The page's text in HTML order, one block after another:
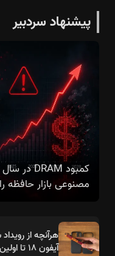
پیشنهاد سردبیر
مصنوعی بازار حافظه
آیفون ۱۸ تا اولین آیفون تاشو